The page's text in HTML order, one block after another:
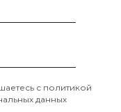
с политикой
данных